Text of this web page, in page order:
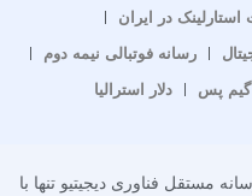
در ایران
رسانه فوتبالی نیمه دوم
گیم پس دلار استرالیا
مستقل فناوری دیجیتیو تنها با